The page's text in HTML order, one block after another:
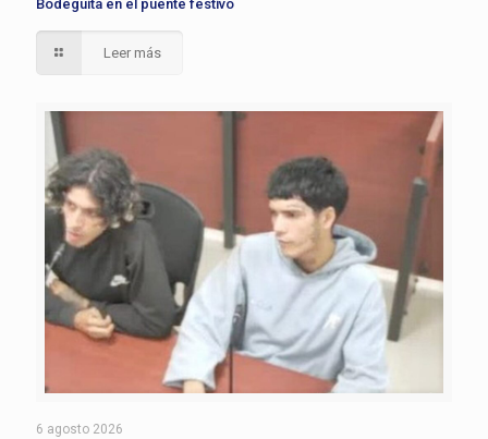
Bodeguita en el puente festivo
Leer más
6 agosto 2026